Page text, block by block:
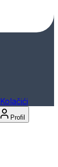
Kolačići
Profil